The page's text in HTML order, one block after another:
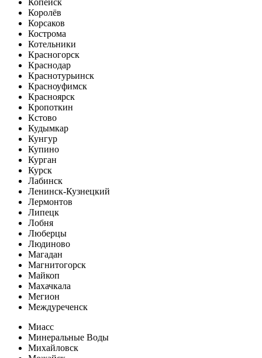
Королёв
Корсаков
Кострома
Котельники
Красногорск
Краснодар
Краснотурьинск
Красноуфимск
Красноярск
Кропоткин
Кстово
Кудымкар
Кунгур
Купино
Курган
Курск
Лабинск
Ленинск-Кузнецкий
Лермонтов
Липецк
Лобня
Люберцы
Людиново
Магадан
Магнитогорск
Майкоп
Махачкала
Мегион
Междуреченск
Миасс
Минеральные Воды
Михайловск